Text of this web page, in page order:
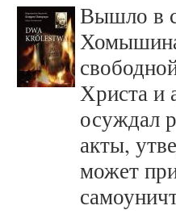
Вышло в
Христа и
осуждал
акты,
может